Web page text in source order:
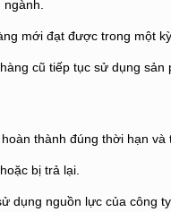
mới đạt được trong một kỳ.
cũ tiếp tục sử dụng sản
thành đúng thời hạn và
bị trả lại.
dụng nguồn lực của công ty.